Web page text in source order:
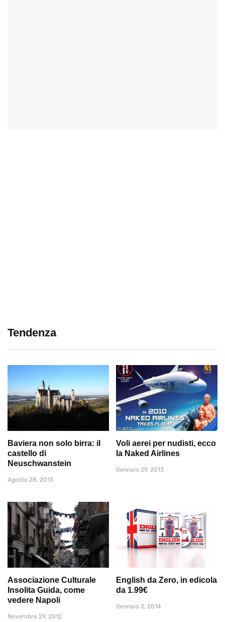
Tendenza
Baviera non solo birra: il
castello di
Neuschwanstein
Agosto 28, 2013
Voli aerei per nudisti, ecco
la Naked Airlines
Gennaio 29, 2013
Associazione Culturale
Insolita Guida, come
vedere Napoli
Novembre 29, 2012
English da Zero, in edicola
da 1.99€
Gennaio 2, 2014